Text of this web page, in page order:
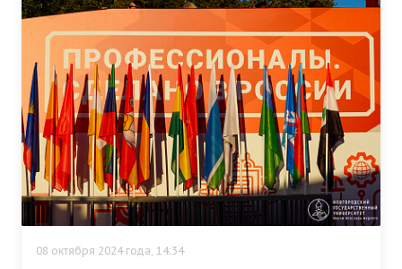
08 октября 2024 года, 14:34